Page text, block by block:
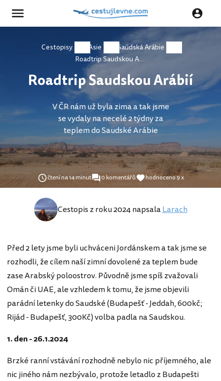
Cestopisy Asie
Saúdská Arábie
Roadtrip Saudskou Arábií
Roadtrip Saudskou Arábií
V ČR nám už byla zima a tak jsme
se vydaly na necelé 2 týdny za
teplem do Saudské Arábie
čtení na 14 minut 0 komentářů hodnoceno 9 x
Cestopis z roku 2024 napsalaLarach
Před 2 lety jsme byli uchváceni Jordánskem a tak jsme se
rozhodli, že cílem naší zimní dovolené za teplem bude
zase Arabský poloostrov. Původně jsme spíš zvažovali
Omán či UAE, ale vzhledem k tomu, že jsme objevili
parádní letenky do Saudské (Budapešť - Jeddah, 600kč;
Rijád - Budapešť, 300Kč) volba padla na Saudskou.
1. den - 26.1.2024
Brzké ranní vstávání rozhodně nebylo nic příjemného, ale
nic jiného nám nezbývalo, protože letadlo z Budapešti